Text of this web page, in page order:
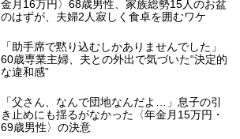
金月16万円〉68歳男性、家族総勢15人のお盆
のはずが、夫婦2人寂しく食卓を囲むワケ
「助手席で黙り込むしかありませんでした」
60歳専業主婦、夫との外出で気づいた“決定的
な違和感”
「父さん、なんで団地なんだよ…」息子の引
き止めにも揺るがなかった〈年金月15万円・
69歳男性〉の決意